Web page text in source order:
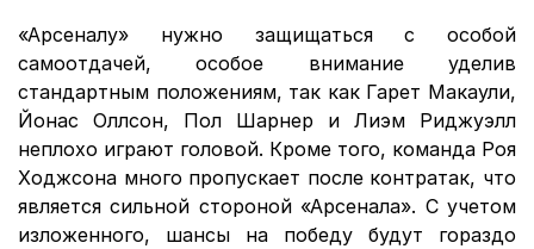
«Арсеналу» нужно защищаться с особой
самоотдачей, особое внимание уделив
стандартным положениям, так как Гарет Макаули,
Йонас Оллсон, Пол Шарнер и Лиэм Риджуэлл
неплохо играют головой. Кроме того, команда Роя
Ходжсона много пропускает после контратак, что
является сильной стороной «Арсенала». С учетом
изложенного, шансы на победу будут гораздо